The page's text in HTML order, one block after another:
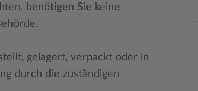
benötigen Sie keine
gelagert, verpackt oder in
durch die zuständigen